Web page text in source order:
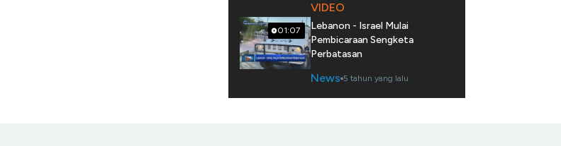
01:07
VIDEO
Lebanon - Israel Mulai
Pembicaraan Sengketa
Perbatasan
News 5 tahun yang lalu